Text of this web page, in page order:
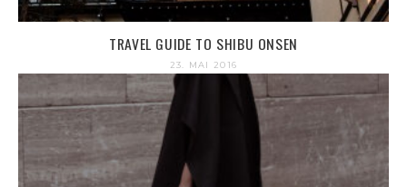
TRAVEL GUIDE TO SHIBU ONSEN
23. MAI 2016